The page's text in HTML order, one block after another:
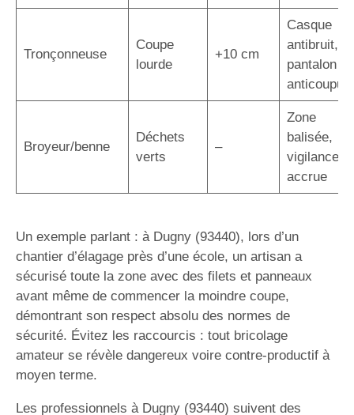
Tronçonneuse
Coupe
lourde
+10 cm
Casque
antibruit,
pantalon
Broyeur/benne
Déchets
verts
–
Zone
balisée,
vigilance
accrue
Un exemple parlant : à Dugny (93440), lors d’un
chantier d’élagage près d’une école, un artisan a
sécurisé toute la zone avec des filets et panneaux
avant même de commencer la moindre coupe,
démontrant son respect absolu des normes de
sécurité. Évitez les raccourcis : tout bricolage
amateur se révèle dangereux voire contre-productif à
moyen terme.
Les professionnels à Dugny (93440) suivent des